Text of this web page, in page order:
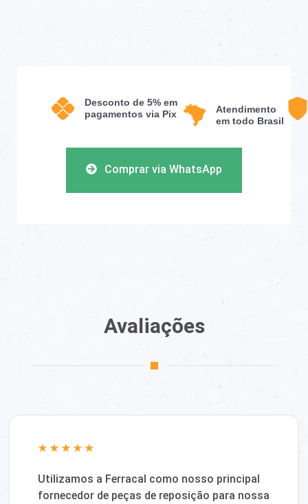
Comprar via WhatsApp
Desconto de 5% em
pagamentos via Pix
Atendimento
em todo Brasil
Avaliações
Utilizamos a Ferracal como nosso principal
fornecedor de peças de reposição para nossa